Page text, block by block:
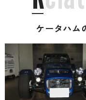
ケータハム